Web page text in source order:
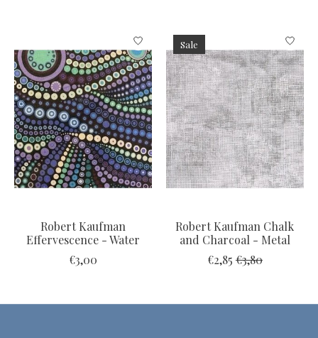
Robert Kaufman
Effervescence - Water
€3,00
Sale
Robert Kaufman Chalk
and Charcoal - Metal
€2,85 €3,80